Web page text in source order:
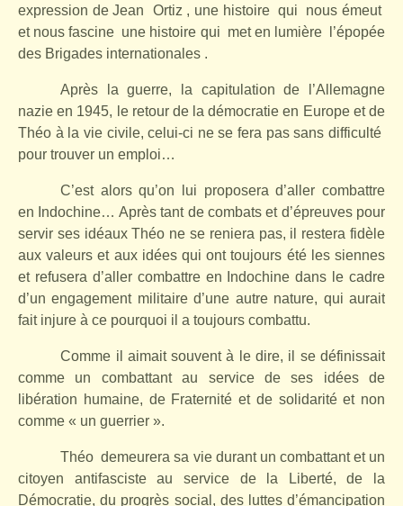
expression de Jean
Ortiz , une histoire qui
nous émeut
et nous fascine une histoire qui met en lumière
l’épopée
des Brigades internationales .
Après la guerre, la capitulation de l’Allemagne
nazie en 1945, le retour de la démocratie en Europe et de
Théo à la vie civile, celui-ci ne se fera pas sans difficulté
pour trouver un emploi…
C’est alors qu’on lui proposera d’aller combattre
en Indochine… Après tant de combats et d’épreuves pour
servir ses idéaux Théo ne se reniera pas, il restera fidèle
aux valeurs et aux idées qui ont toujours été les siennes
et refusera d’aller combattre en Indochine dans le cadre
d’un engagement militaire d’une autre nature, qui aurait
fait injure à ce pourquoi il a toujours combattu.
Comme il aimait souvent à le dire, il se définissait
comme un combattant au service de ses idées de
libération humaine, de Fraternité et de solidarité et non
comme « un guerrier ».
Théo demeurera sa vie durant un combattant et un
citoyen antifasciste au service de la Liberté, de la
Démocratie, du progrès social, des luttes d’émancipation